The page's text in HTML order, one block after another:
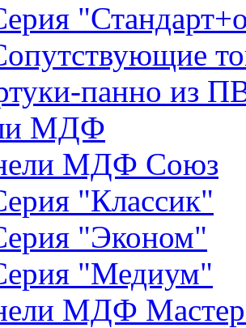
панно из
МДФ
МДФ Союз
"Классик"
"Эконом"
"Медиум"
МДФ